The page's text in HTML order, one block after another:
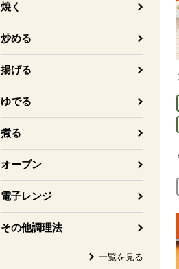
焼く
炒める
揚げる
ゆでる
煮る
オーブン
電子レンジ
その他調理法
一覧を見る